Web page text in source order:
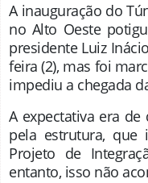
A inauguração do
no Alto Oeste
presidente Luiz
feira (2), mas foi
impediu a chegada
A expectativa era
pela estrutura,
Projeto de
entanto, isso não